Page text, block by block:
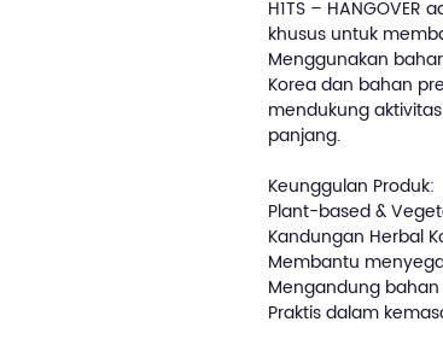
H1TS –
khusus untuk
Menggunakan
Korea dan bahan
mendukung
panjang.
Keunggulan Produk:
Plant-based &
Kandungan Herbal
Membantu
Mengandung
Praktis dalam